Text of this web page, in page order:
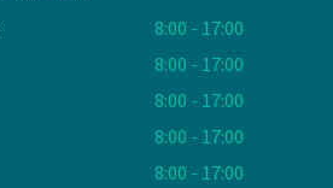
8:00 - 17:00
8:00 - 17:00
8:00 - 17:00
8:00 - 17:00
8:00 - 17:00